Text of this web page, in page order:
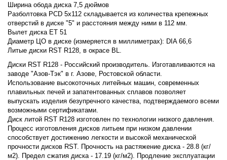
Ширина обода диска 7,5 дюймов
Разболтовка PCD 5x112 складывается из количества крепежных
отверстий в диске "5" и расстояния между ними в 112 мм.
Вылет диска ET 51
Диаметр ЦО в диске (измеряется в миллиметрах): DIA 66,6
Литые диски RST R128, в окрасе BL.
Диски RST R128 - Российский производитель. Изготавливаются на
заводе "Азов-Тэк" в г. Азове, Ростовской области.
Использование высокоточных литейных машин, современных
плавильных печей и запатентованных сплавов позволяет
выпускать изделия безупречного качества, подтверждаемого всеми
возможными сертификатами.
Диск литой RST R128 изготовлен по технологии низкого давления.
Процесс изготовления дисков литьем при низком давлении
способствует достижению легкости и высокой механической
прочности дисков RST. Прочность на растяжение диска - 28.8 (кг/
м2). Предел сжатия диска - 17.19 (кг/м2). Продление эксплуатации